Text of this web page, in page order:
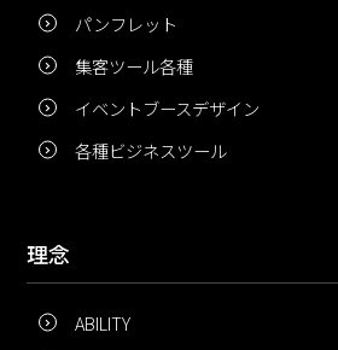
パンフレット
集客ツール各種
イベントブースデザイン
各種ビジネスツール
理念
ABILITY